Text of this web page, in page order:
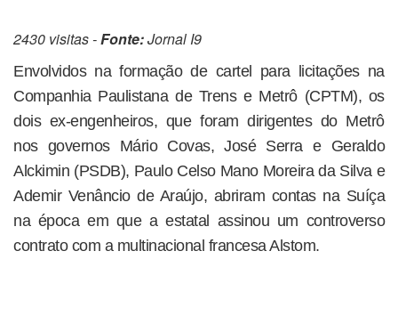
2430 visitas -Fonte:Jornal I9
Envolvidos na formação de cartel para licitações na
Companhia Paulistana de Trens e Metrô (CPTM), os
dois ex-engenheiros, que foram dirigentes do Metrô
nos governos Mário Covas, José Serra e Geraldo
Alckimin (PSDB), Paulo Celso Mano Moreira da Silva e
Ademir Venâncio de Araújo, abriram contas na Suíça
na época em que a estatal assinou um controverso
contrato com a multinacional francesa Alstom.